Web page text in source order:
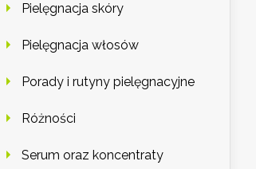
Pielęgnacja skóry
Pielęgnacja włosów
Porady i rutyny pielęgnacyjne
Różności
Serum oraz koncentraty